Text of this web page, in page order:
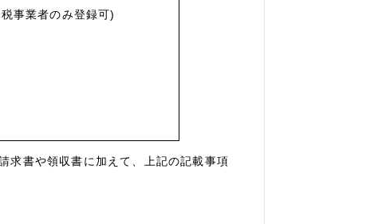
事業者のみ登録可)
求書や領収書に加えて、上記の記載事項